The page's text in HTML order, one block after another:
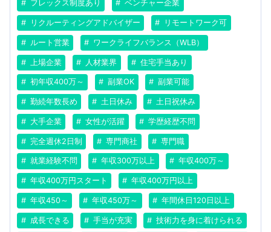
フレックス制度あり ベンチャー企業
リクルーティングアドバイザー リモートワーク可
ルート営業 ワークライフバランス（WLB）
上場企業 人材業界 住宅手当あり
初年収400万～ 副業OK 副業可能
勤続年数長め 土日休み 土日祝休み
大手企業 女性が活躍 学歴経歴不問
完全週休2日制 専門商社 専門職
就業経験不問 年収300万以上 年収400万～
年収400万円スタート 年収400万円以上
年収450～ 年収450万～ 年間休日120日以上
成長できる 手当が充実 技術力を身に着けられる